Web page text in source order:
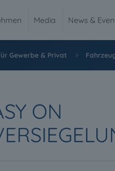
Media News &
Gewerbe & Privat
ON